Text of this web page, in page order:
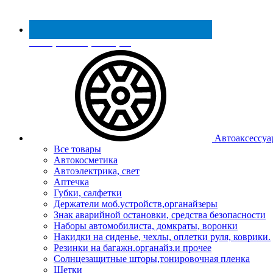
Реестр МинПромТорга
Все товары
Автокосметика
Автоэлектрика, свет
Аптечка
Губки, салфетки
Держатели моб.устройств,органайзеры
Знак аварийной остановки, средства безопасности
Наборы автомобилиста, домкраты, воронки
Накидки на сиденье, чехлы, оплетки руля, коврики.
Резинки на багажн.органайз.и прочее
Солнцезащитные шторы,тонировочная пленка
Щетки